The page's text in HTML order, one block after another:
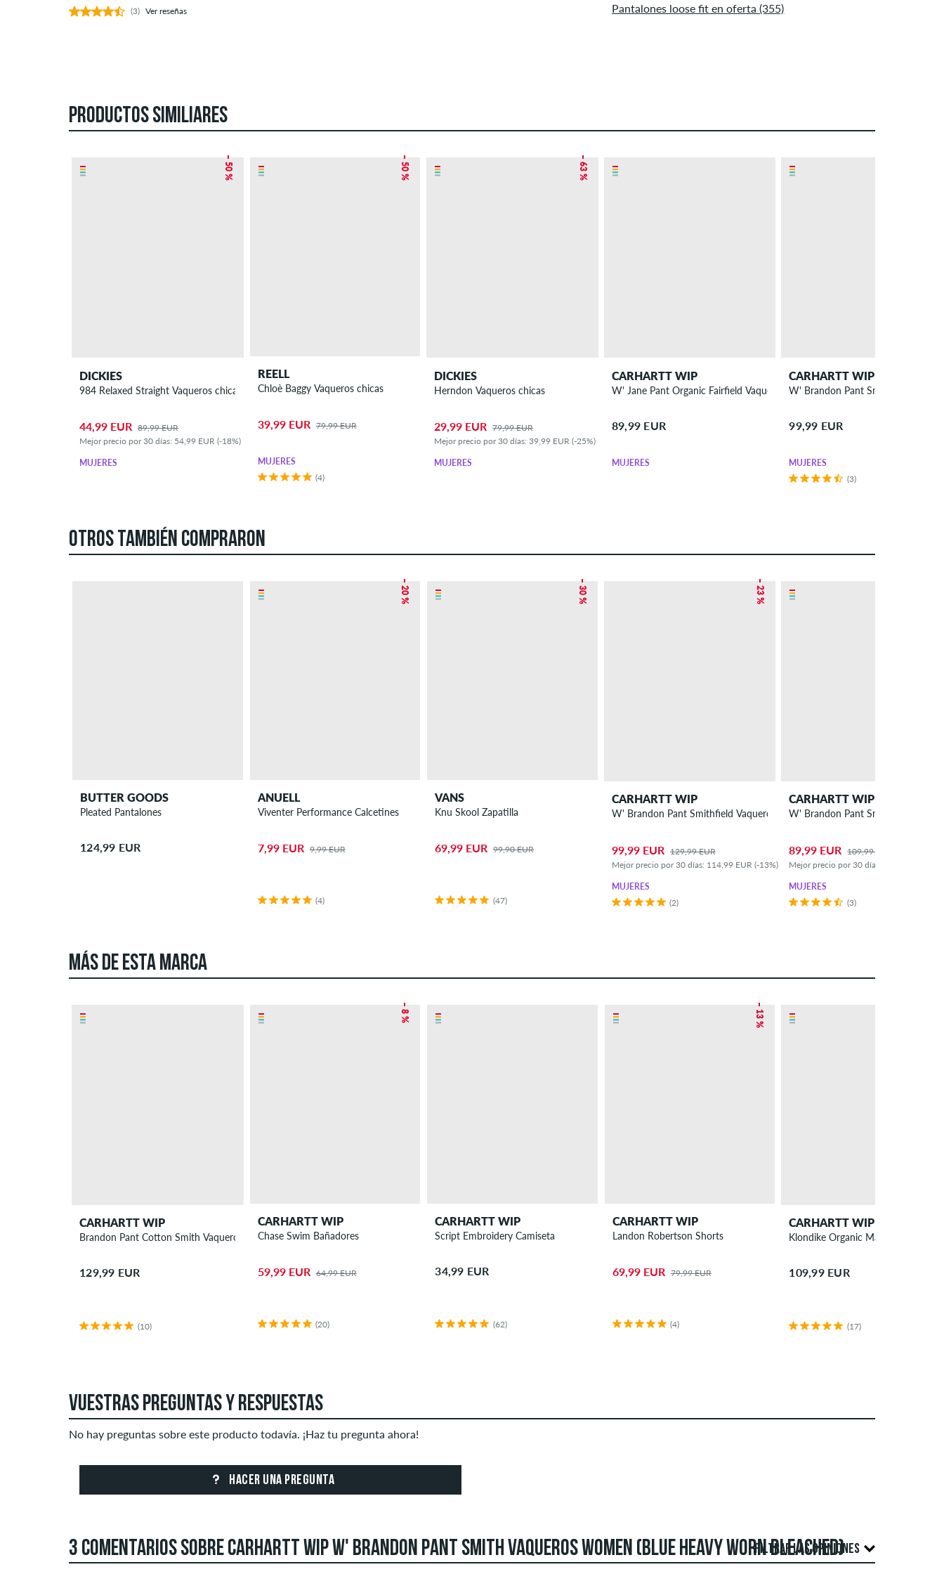
(3) Ver reseñas
Pantalones loose fit en oferta (355)
PRODUCTOS SIMILIARES
– 50 %
DICKIES
984 Relaxed Straight Vaqueros chicas
44,99 EUR 89,99 EUR
Mejor precio por 30 días: 54,99 EUR (-18%)
MUJERES
– 50 %
REELL
Chloè Baggy Vaqueros chicas
39,99 EUR 79,99 EUR
MUJERES
(4)
– 63 %
DICKIES
Herndon Vaqueros chicas
29,99 EUR 79,99 EUR
Mejor precio por 30 días: 39,99 EUR (-25%)
MUJERES
CARHARTT WIP
W' Jane Pant Organic Fairfield Vaqueros chicas
89,99 EUR
MUJERES
CARHARTT WIP
99,99 EUR
MUJERES
(3)
OTROS TAMBIÉN COMPRARON
BUTTER GOODS
Pleated Pantalones
124,99 EUR
– 20 %
ANUELL
Viventer Performance Calcetines
7,99 EUR 9,99 EUR
(4)
– 30 %
VANS
Knu Skool Zapatilla
69,99 EUR 99,90 EUR
(47)
– 23 %
CARHARTT WIP
W' Brandon Pant Smithfield Vaqueros chicas
99,99 EUR 129,99 EUR
Mejor precio por 30 días: 114,99 EUR (-13%)
MUJERES
(2)
CARHARTT WIP
89,99 EUR 109,99 EUR
Mejor precio por 30 días: 99,99 EUR (-
MUJERES
(3)
MÁS DE ESTA MARCA
CARHARTT WIP
Brandon Pant Cotton Smith Vaqueros
129,99 EUR
(10)
– 8 %
CARHARTT WIP
Chase Swim Bañadores
59,99 EUR 64,99 EUR
(20)
CARHARTT WIP
Script Embroidery Camiseta
34,99 EUR
(62)
– 13 %
CARHARTT WIP
Landon Robertson Shorts
69,99 EUR 79,99 EUR
(4)
CARHARTT WIP
Klondike Organic Maitland
109,99 EUR
(17)
VUESTRAS PREGUNTAS Y RESPUESTAS
No hay preguntas sobre este producto todavía. ¡Haz tu pregunta ahora!
HACER UNA PREGUNTA
3 COMENTARIOS SOBRE CARHARTT WIP W' BRANDON PANT SMITH VAQUEROS WOMEN (BLUE HEAVY WORN BLEACHED)
FILTRAR LAS OPINIONES